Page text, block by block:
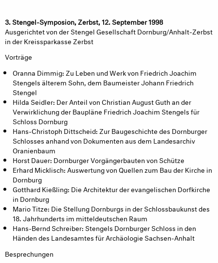
3. Stengel-Symposion, Zerbst, 12. September 1998
Ausgerichtet von der Stengel Gesellschaft Dornburg/Anhalt-Zerbst
in der Kreissparkasse Zerbst
Vorträge
Oranna Dimmig: Zu Leben und Werk von Friedrich Joachim
Stengels älterem Sohn, dem Baumeister Johann Friedrich
Stengel
Hilda Seidler: Der Anteil von Christian August Guth an der
Verwirklichung der Baupläne Friedrich Joachim Stengels für
Schloss Dornburg
Hans-Christoph Dittscheid: Zur Baugeschichte des Dornburger
Schlosses anhand von Dokumenten aus dem Landesarchiv
Oranienbaum
Horst Dauer: Dornburger Vorgängerbauten von Schütze
Erhard Micklisch: Auswertung von Quellen zum Bau der Kirche in
Dornburg
Gotthard Kießling: Die Architektur der evangelischen Dorfkirche
in Dornburg
Mario Titze: Die Stellung Dornburgs in der Schlossbaukunst des
18. Jahrhunderts im mitteldeutschen Raum
Hans-Bernd Schreiber: Stengels Dornburger Schloss in den
Händen des Landesamtes für Archäologie Sachsen-Anhalt
Besprechungen